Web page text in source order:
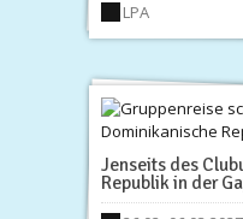
LPA
Jenseits des
Republik in der